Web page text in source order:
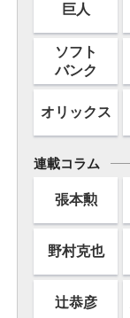
巨人
ソフト
バンク
オリックス
連載コラム
張本勲
野村克也
辻恭彦